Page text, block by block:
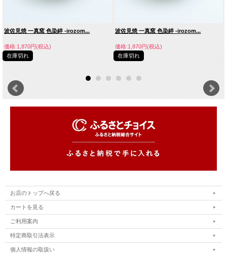
波佐見焼 一真窯 色染絆 -irozom...
価格:1,870円(税込)
在庫切れ
波佐見焼 一真窯 色染絆 -irozom...
価格:1,870円(税込)
在庫切れ
お店のトップへ戻る
カートを見る
ご利用案内
特定商取引法表示
個人情報の取扱い